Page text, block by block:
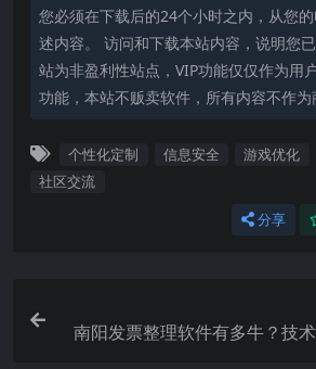
您必须在下载后的24个小时之内，从您
述内容。 访问和下载本站内容，说明您
站为非盈利性站点，VIP功能仅仅作为用
功能，本站不贩卖软件，所有内容不作为
个性化定制 信息安全 游戏优化
社区交流
分享
南阳发票整理软件有多牛？技